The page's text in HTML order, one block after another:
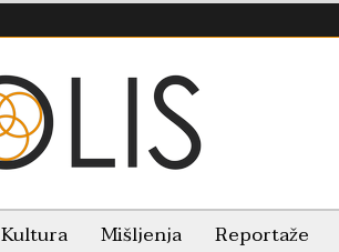
Kultura Mišljenja Reportaže